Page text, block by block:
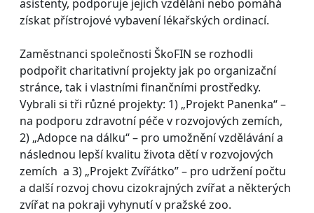
asistenty, podporuje jejich vzdělání nebo pomáhá
získat přístrojové vybavení lékařských ordinací.
Zaměstnanci společnosti ŠkoFIN se rozhodli
podpořit charitativní projekty jak po organizační
stránce, tak i vlastními finančními prostředky.
Vybrali si tři různé projekty: 1) „Projekt Panenka“ –
na podporu zdravotní péče v rozvojových zemích,
2) „Adopce na dálku“ – pro umožnění vzdělávání a
následnou lepší kvalitu života dětí v rozvojových
zemích a 3) „Projekt Zvířátko” – pro udržení počtu
a další rozvoj chovu cizokrajných zvířat a některých
zvířat na pokraji vyhynutí v pražské zoo.